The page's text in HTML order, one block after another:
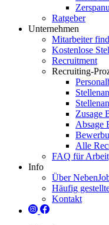
Ratgeber
Unternehmen
Mitarbeiter
Kostenlose
Recruitment
Recruiting-
Zusage
Absage
Alle
FAQ für
Info
Über
Häufig
Kontakt